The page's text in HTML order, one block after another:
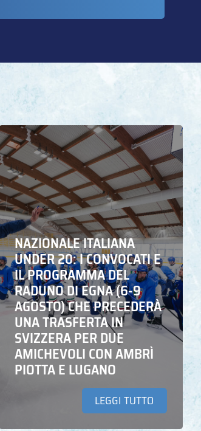
NAZIONALE ITALIANA
UNDER 20: I CONVOCATI E
IL PROGRAMMA DEL
RADUNO DI EGNA (6-9
AGOSTO) CHE PRECEDERÀ
UNA TRASFERTA IN
SVIZZERA PER DUE
AMICHEVOLI CON AMBRÌ
PIOTTA E LUGANO
LEGGI TUTTO